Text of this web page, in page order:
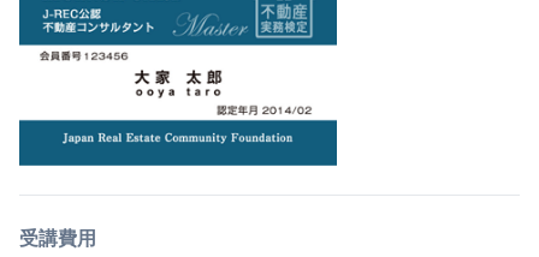
受講費用